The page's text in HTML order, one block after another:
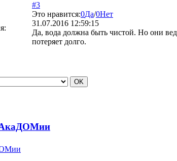
#3
Это нравится:0Да/0Нет
31.07.2016 12:59:15
Да, вода должна быть чистой. Но они
потеряет долго.
АкаДОМии